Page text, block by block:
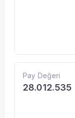
Pay Değeri
28.012.535